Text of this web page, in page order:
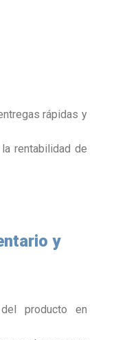
rápidas y
rentabilidad de
y
producto en